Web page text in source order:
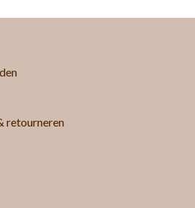
retourneren